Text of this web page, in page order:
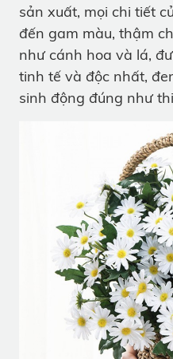
sản xuất, mọi chi tiết
đến gam màu, thậm
như cánh hoa và lá,
tinh tế và độc nhất,
sinh động đúng như